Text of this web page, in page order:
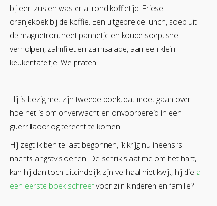
bij een zus en was er al rond koffietijd. Friese
oranjekoek bij de koffie. Een uitgebreide lunch, soep uit
de magnetron, heet pannetje en koude soep, snel
verholpen, zalmfilet en zalmsalade, aan een klein
keukentafeltje. We praten.
Hij is bezig met zijn tweede boek, dat moet gaan over
hoe het is om onverwacht en onvoorbereid in een
guerrillaoorlog terecht te komen.
Hij zegt ik ben te laat begonnen, ik krijg nu ineens ’s
nachts angstvisioenen. De schrik slaat me om het hart,
kan hij dan toch uiteindelijk zijn verhaal niet kwijt, hij die al
een eerste boek schreefvoor zijn kinderen en familie?